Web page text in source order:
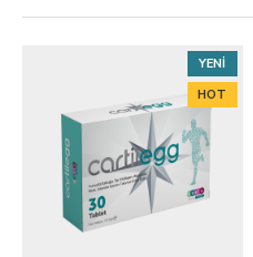
YENI
HOT